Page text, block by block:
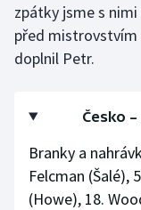
zpátky jsme s
před mistrovstvím
doplnil Petr.
Česko
Branky a
Felcman (Šalé),
(Howe), 18.